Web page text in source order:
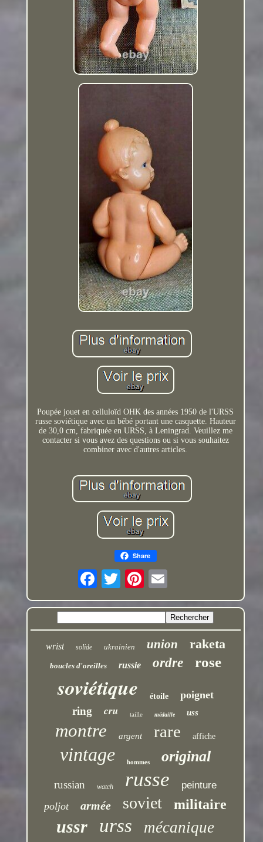
Poupée jouet en celluloïd OHK des années 1950 de l'URSS
russe soviétique avec un bébé portant une casquette. Hauteur
de 30,0 cm, fabriquée en URSS, à Leningrad. Veuillez me
contacter si vous avez des questions ou si vous souhaitez
combiner avec d'autres articles.
Share
wrist solide ukrainien union raketa
boucles d'oreilles russie ordre rose
soviétique étoile poignet
ring cru taille médaille uss
montre argent rare affiche
vintage hommes original
russian watch russe peinture
poljot armée soviet militaire
ussr urss mécanique